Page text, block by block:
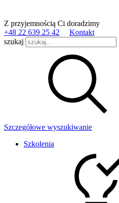
Z przyjemnością Ci doradzimy
+48 22 639 25 42
Kontakt
szukaj
Szczegółowe wyszukiwanie
Szkolenia